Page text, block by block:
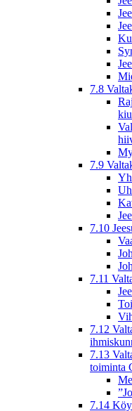
7.8
7.9
7.10
7.11
7.12
7.13
toiminta
7.14